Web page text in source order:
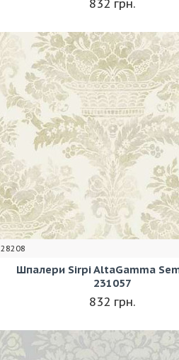
832 грн.
28208
Шпалери Sirpi AltaGamma
231057
832 грн.